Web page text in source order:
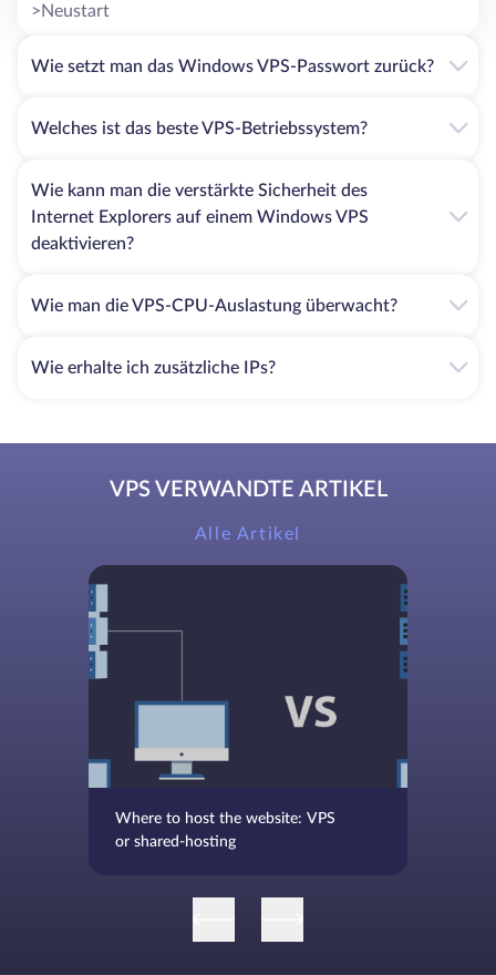
>Neustart
Wie setzt man das Windows VPS-Passwort zurück?
Welches ist das beste VPS-Betriebssystem?
Wie kann man die verstärkte Sicherheit des
Internet Explorers auf einem Windows VPS
deaktivieren?
Wie man die VPS-CPU-Auslastung überwacht?
Wie erhalte ich zusätzliche IPs?
VPS VERWANDTE ARTIKEL
Alle Artikel
Where to host the website: VPS
or shared-hosting